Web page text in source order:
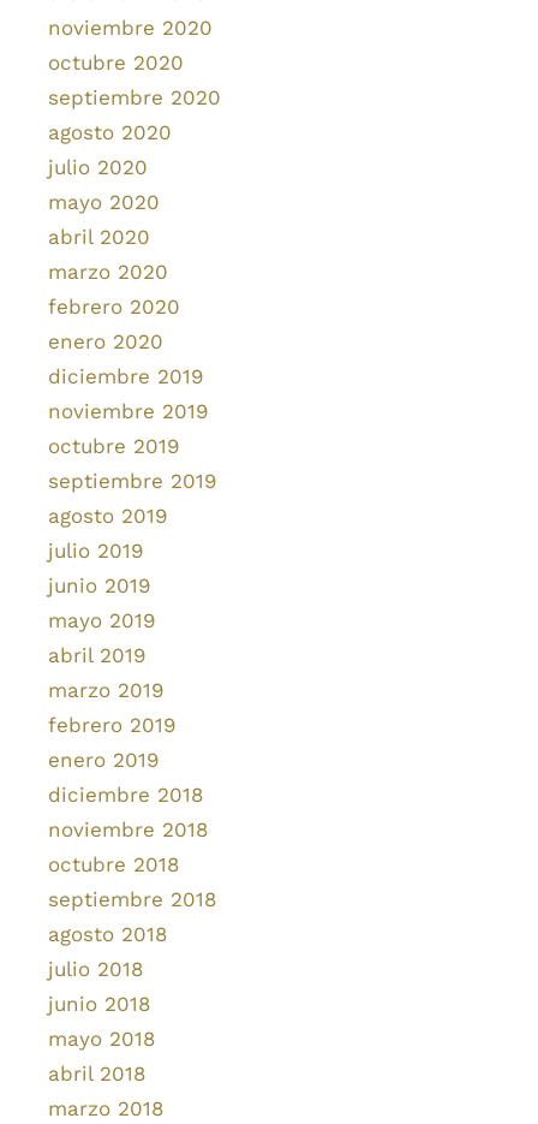
noviembre 2020
octubre 2020
septiembre 2020
agosto 2020
julio 2020
mayo 2020
abril 2020
marzo 2020
febrero 2020
enero 2020
diciembre 2019
noviembre 2019
octubre 2019
septiembre 2019
agosto 2019
julio 2019
junio 2019
mayo 2019
abril 2019
marzo 2019
febrero 2019
enero 2019
diciembre 2018
noviembre 2018
octubre 2018
septiembre 2018
agosto 2018
julio 2018
junio 2018
mayo 2018
abril 2018
marzo 2018